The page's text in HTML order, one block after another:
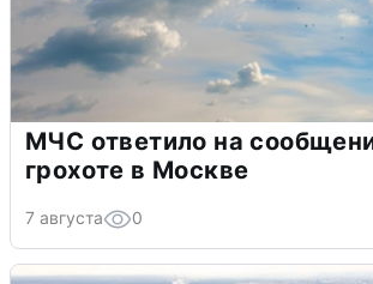
МЧС ответило на
грохоте в Москве
7 августа 0